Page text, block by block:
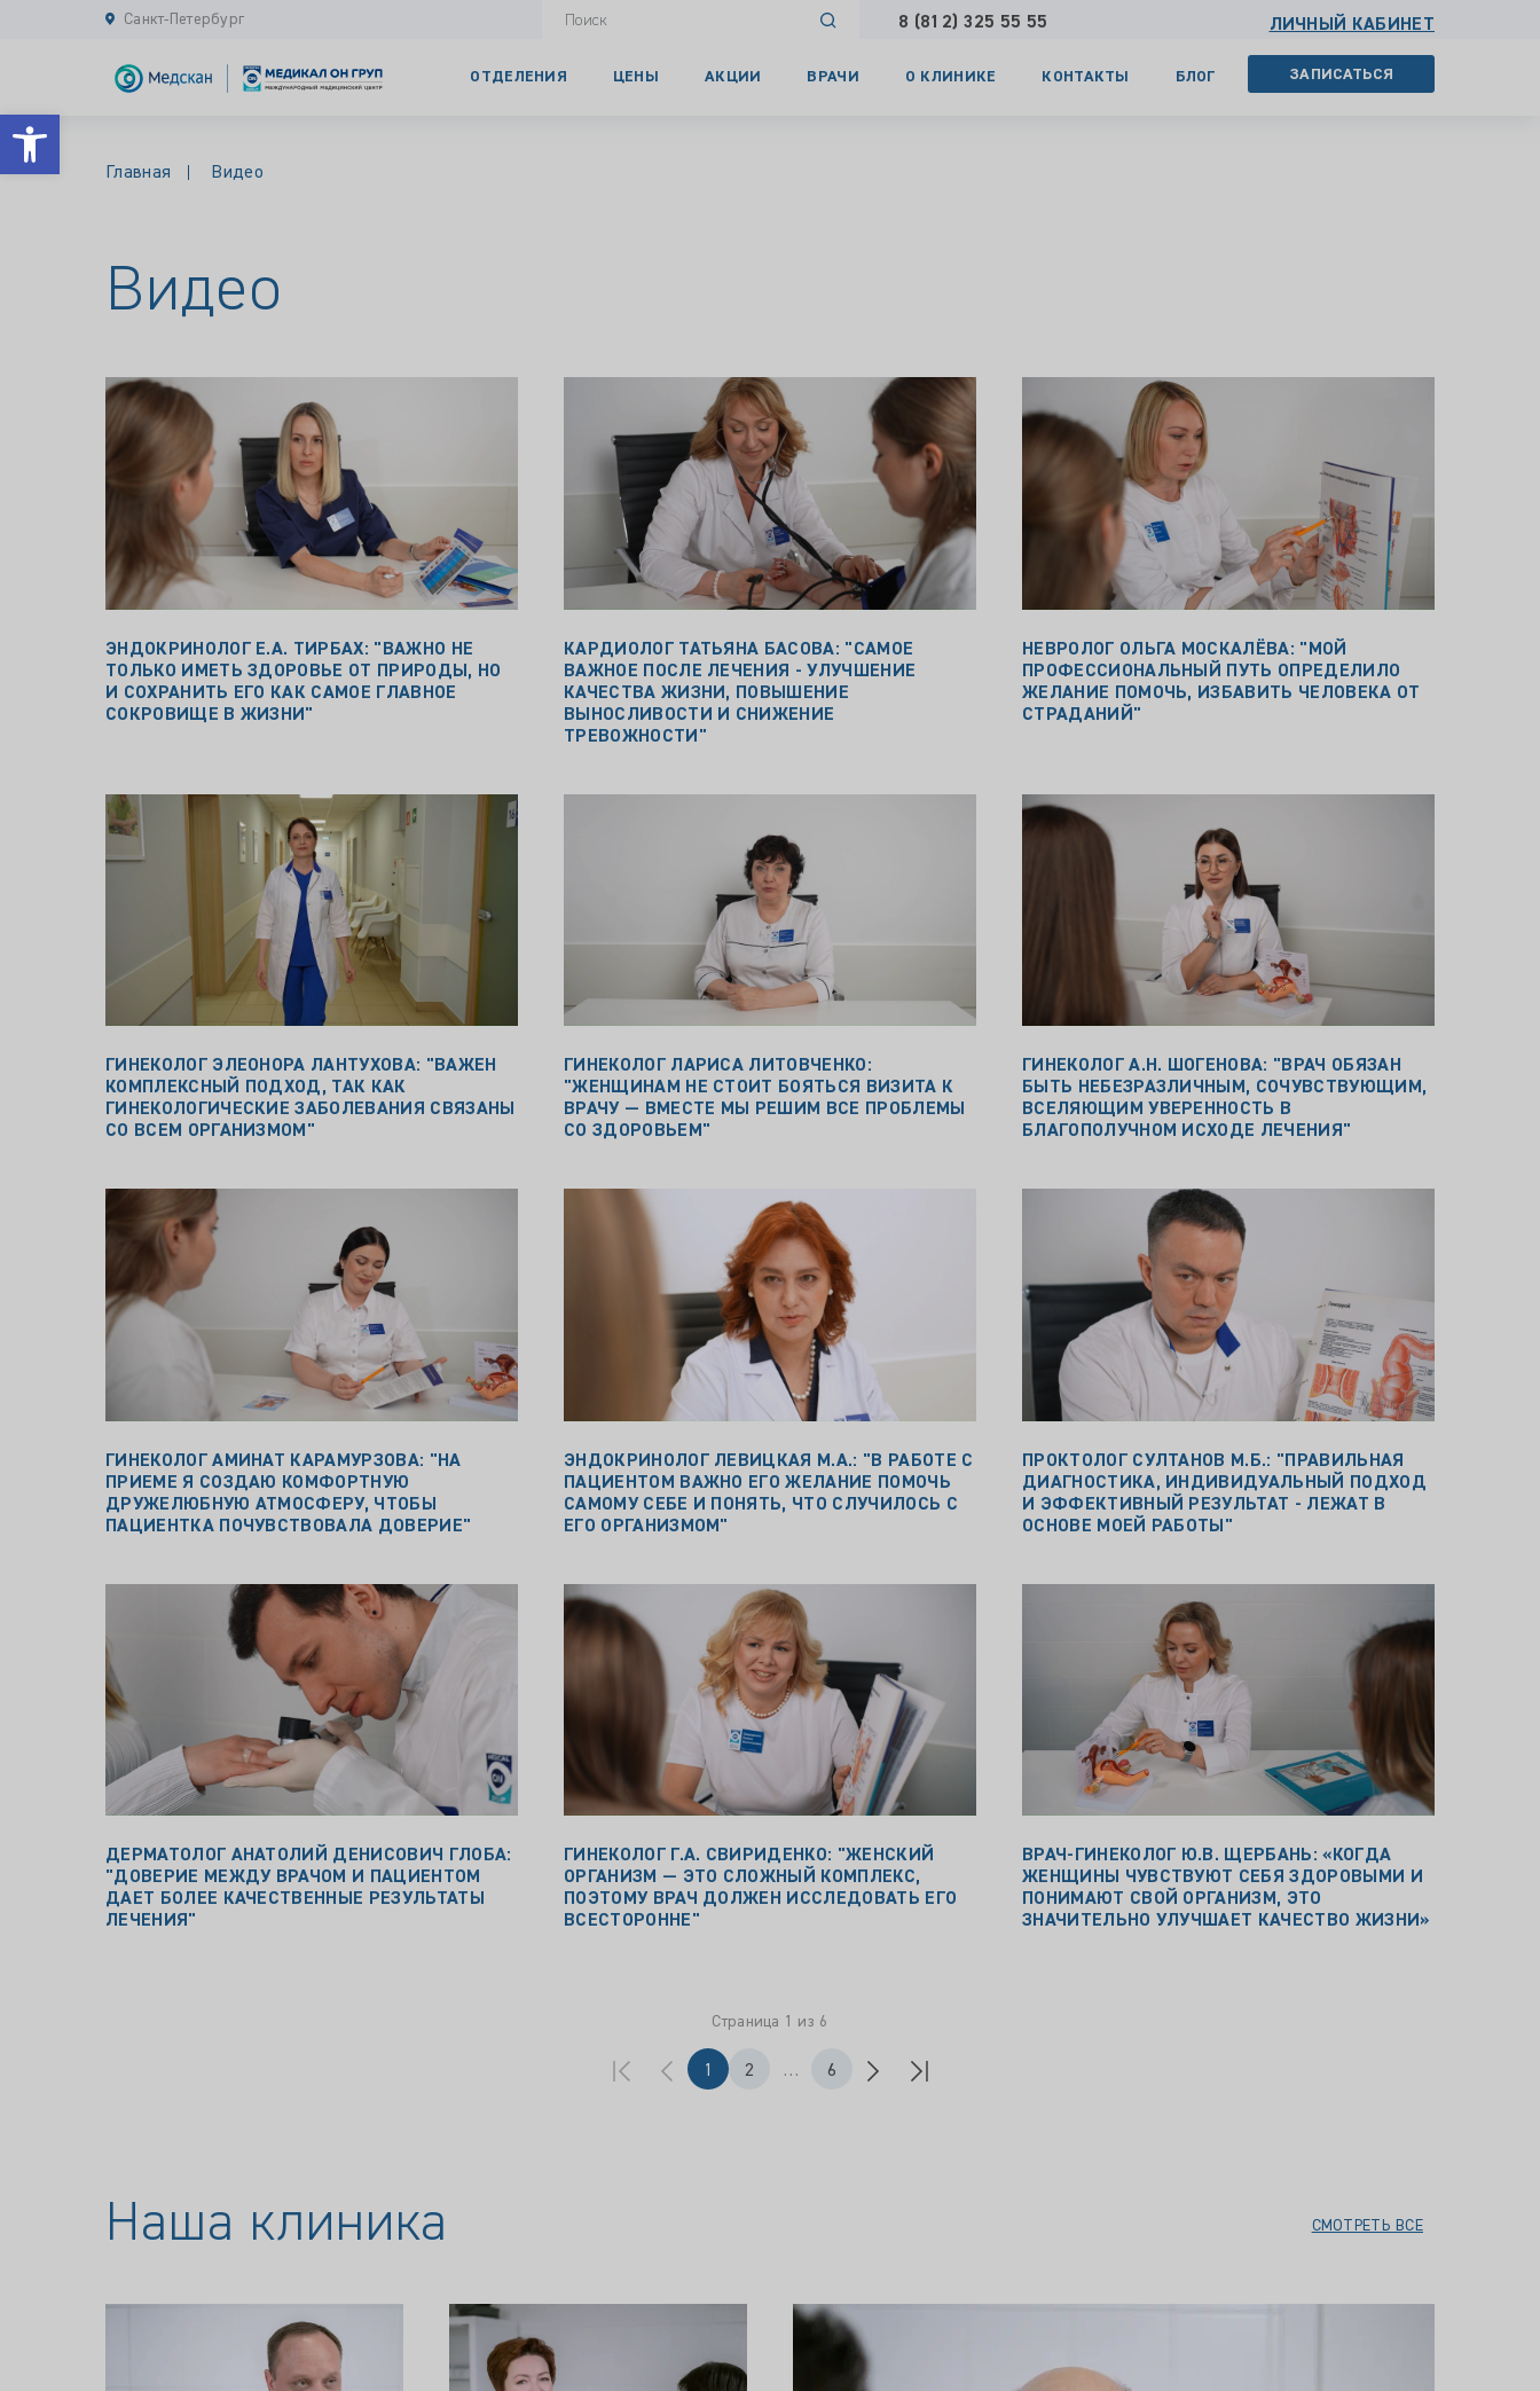
Открыть панель инструментов
Санкт-Петербург 8 (812) 325 55 55 ЛИЧНЫЙ КАБИНЕТ
ОТДЕЛЕНИЯ ЦЕНЫ АКЦИИ ВРАЧИ О КЛИНИКЕ КОНТАКТЫ БЛОГ ЗАПИСАТЬСЯ
Главная Видео
Видео
ЭНДОКРИНОЛОГ Е.А. ТИРБАХ: "ВАЖНО НЕ
ТОЛЬКО ИМЕТЬ ЗДОРОВЬЕ ОТ ПРИРОДЫ, НО
И СОХРАНИТЬ ЕГО КАК САМОЕ ГЛАВНОЕ
СОКРОВИЩЕ В ЖИЗНИ"
КАРДИОЛОГ ТАТЬЯНА БАСОВА: "САМОЕ
ВАЖНОЕ ПОСЛЕ ЛЕЧЕНИЯ - УЛУЧШЕНИЕ
КАЧЕСТВА ЖИЗНИ, ПОВЫШЕНИЕ
ВЫНОСЛИВОСТИ И СНИЖЕНИЕ
ТРЕВОЖНОСТИ"
НЕВРОЛОГ ОЛЬГА МОСКАЛЁВА: "МОЙ
ПРОФЕССИОНАЛЬНЫЙ ПУТЬ ОПРЕДЕЛИЛО
ЖЕЛАНИЕ ПОМОЧЬ, ИЗБАВИТЬ ЧЕЛОВЕКА ОТ
СТРАДАНИЙ"
ГИНЕКОЛОГ ЭЛЕОНОРА ЛАНТУХОВА: "ВАЖЕН
КОМПЛЕКСНЫЙ ПОДХОД, ТАК КАК
ГИНЕКОЛОГИЧЕСКИЕ ЗАБОЛЕВАНИЯ СВЯЗАНЫ
СО ВСЕМ ОРГАНИЗМОМ"
ГИНЕКОЛОГ ЛАРИСА ЛИТОВЧЕНКО:
"ЖЕНЩИНАМ НЕ СТОИТ БОЯТЬСЯ ВИЗИТА К
ВРАЧУ — ВМЕСТЕ МЫ РЕШИМ ВСЕ ПРОБЛЕМЫ
СО ЗДОРОВЬЕМ"
ГИНЕКОЛОГ А.Н. ШОГЕНОВА: "ВРАЧ ОБЯЗАН
БЫТЬ НЕБЕЗРАЗЛИЧНЫМ, СОЧУВСТВУЮЩИМ,
ВСЕЛЯЮЩИМ УВЕРЕННОСТЬ В
БЛАГОПОЛУЧНОМ ИСХОДЕ ЛЕЧЕНИЯ"
ГИНЕКОЛОГ АМИНАТ КАРАМУРЗОВА: "НА
ПРИЕМЕ Я СОЗДАЮ КОМФОРТНУЮ
ДРУЖЕЛЮБНУЮ АТМОСФЕРУ, ЧТОБЫ
ПАЦИЕНТКА ПОЧУВСТВОВАЛА ДОВЕРИЕ"
ЭНДОКРИНОЛОГ ЛЕВИЦКАЯ М.А.: "В РАБОТЕ С
ПАЦИЕНТОМ ВАЖНО ЕГО ЖЕЛАНИЕ ПОМОЧЬ
САМОМУ СЕБЕ И ПОНЯТЬ, ЧТО СЛУЧИЛОСЬ С
ЕГО ОРГАНИЗМОМ"
ПРОКТОЛОГ СУЛТАНОВ М.Б.: "ПРАВИЛЬНАЯ
ДИАГНОСТИКА, ИНДИВИДУАЛЬНЫЙ ПОДХОД
И ЭФФЕКТИВНЫЙ РЕЗУЛЬТАТ - ЛЕЖАТ В
ОСНОВЕ МОЕЙ РАБОТЫ"
ДЕРМАТОЛОГ АНАТОЛИЙ ДЕНИСОВИЧ ГЛОБА:
"ДОВЕРИЕ МЕЖДУ ВРАЧОМ И ПАЦИЕНТОМ
ДАЕТ БОЛЕЕ КАЧЕСТВЕННЫЕ РЕЗУЛЬТАТЫ
ЛЕЧЕНИЯ"
ГИНЕКОЛОГ Г.А. СВИРИДЕНКО: "ЖЕНСКИЙ
ОРГАНИЗМ — ЭТО СЛОЖНЫЙ КОМПЛЕКС,
ПОЭТОМУ ВРАЧ ДОЛЖЕН ИССЛЕДОВАТЬ ЕГО
ВСЕСТОРОННЕ"
ВРАЧ-ГИНЕКОЛОГ Ю.В. ЩЕРБАНЬ: «КОГДА
ЖЕНЩИНЫ ЧУВСТВУЮТ СЕБЯ ЗДОРОВЫМИ И
ПОНИМАЮТ СВОЙ ОРГАНИЗМ, ЭТО
ЗНАЧИТЕЛЬНО УЛУЧШАЕТ КАЧЕСТВО ЖИЗНИ»
Страница 1 из 6
1 2 … 6
Наша клиника СМОТРЕТЬ ВСЕ